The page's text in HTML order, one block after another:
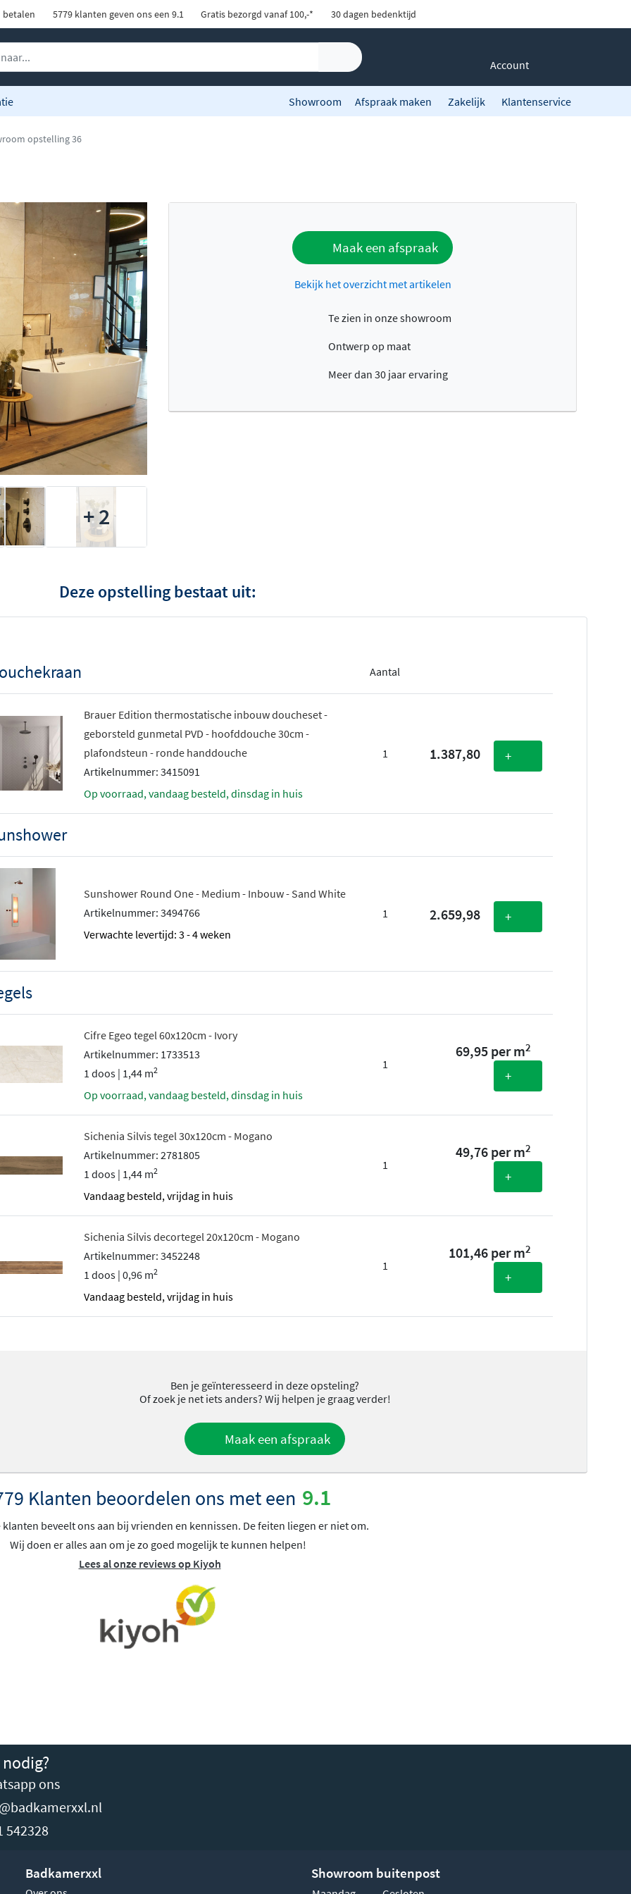
betalen 5779 klanten geven ons een 9.1 Gratis bezorgd vanaf 100,-* 30 dagen bedenktijd
Account
Showroom Afspraak maken Zakelijk Klantenservice
opstelling 36
+ 2
Maak een afspraak
Bekijk het overzicht met artikelen
Te zien in onze showroom
Ontwerp op maat
Meer dan 30 jaar ervaring
Deze opstelling bestaat uit:
Aantal
Brauer Edition thermostatische inbouw doucheset -
geborsteld gunmetal PVD - hoofddouche 30cm -
plafondsteun - ronde handdouche
Artikelnummer: 3415091
Op voorraad, vandaag besteld, dinsdag in huis
1 1.387,80 +
Sunshower Round One - Medium - Inbouw - Sand White
Artikelnummer: 3494766
Verwachte levertijd: 3 - 4 weken
1 2.659,98 +
Cifre Egeo tegel 60x120cm - Ivory
Artikelnummer: 1733513
1 doos | 1,44 m2
Op voorraad, vandaag besteld, dinsdag in huis
1
69,95 per m2
+
Sichenia Silvis tegel 30x120cm - Mogano
Artikelnummer: 2781805
1 doos | 1,44 m2
vandaag besteld, vrijdag in huis
1
49,76 per m2
+
Sichenia Silvis decortegel 20x120cm - Mogano
Artikelnummer: 3452248
1 doos | 0,96 m2
vandaag besteld, vrijdag in huis
1
101,46 per m2
+
Ben je geïnteresseerd in deze opsteling?
Of zoek je net iets anders? Wij helpen je graag verder!
Maak een afspraak
Klanten beoordelen ons met een 9.1
klanten beveelt ons aan bij vrienden en kennissen. De feiten liegen er niet om.
Wij doen er alles aan om je zo goed mogelijk te kunnen helpen!
Lees al onze reviews op Kiyoh
ons
542328
Badkamerxxl Showroom buitenpost